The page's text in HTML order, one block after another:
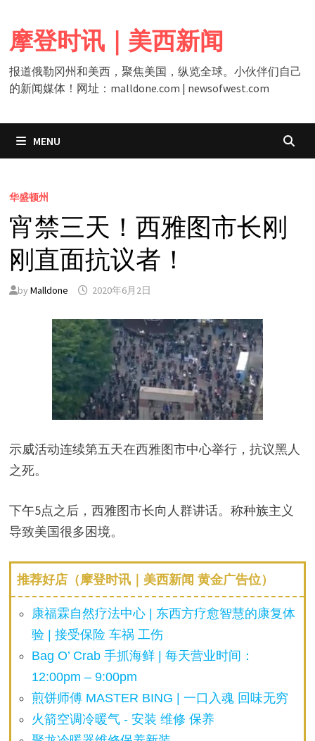
content
摩登时讯｜美西新闻
报道俄勒冈州和美西，聚焦美国，纵览全球。小伙伴们自己
的新闻媒体！网址：malldone.com | newsofwest.com
MENU
华盛顿州
宵禁三天！西雅图市长刚
刚直面抗议者！
by Malldone 2020年6月2日
示威活动连续第五天在西雅图市中心举行，抗议黑人
之死。
下午5点之后，西雅图市长向人群讲话。称种族主义
导致美国很多困境。
推荐好店（摩登时讯｜美西新闻 黄金广告位）
康福霖自然疗法中心 | 东西方疗愈智慧的康复体
验 | 接受保险 车祸 工伤
Bag O’ Crab 手抓海鲜 | 每天营业时间：
12:00pm – 9:00pm
煎饼师傅 MASTER BING | 一口入魂 回味无穷
火箭空调冷暖气 - 安装 维修 保养